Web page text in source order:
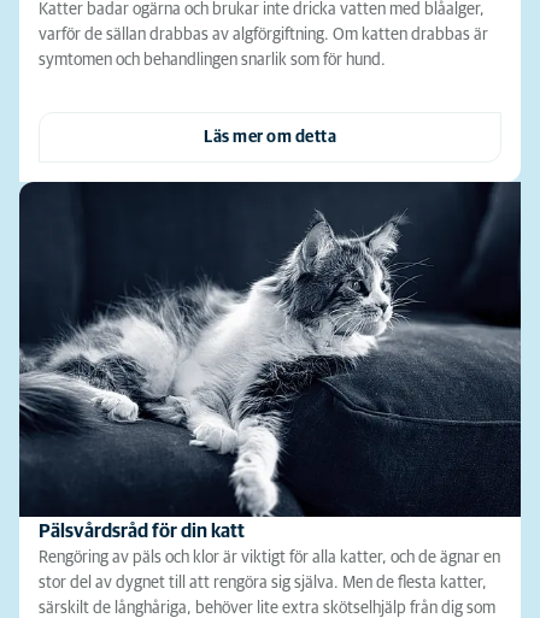
Katter badar ogärna och brukar inte dricka vatten med blåalger,
varför de sällan drabbas av algförgiftning. Om katten drabbas är
symtomen och behandlingen snarlik som för hund.
Läs mer om detta
Pälsvårdsråd för din katt
Rengöring av päls och klor är viktigt för alla katter, och de ägnar en
stor del av dygnet till att rengöra sig själva. Men de flesta katter,
särskilt de långhåriga, behöver lite extra skötselhjälp från dig som